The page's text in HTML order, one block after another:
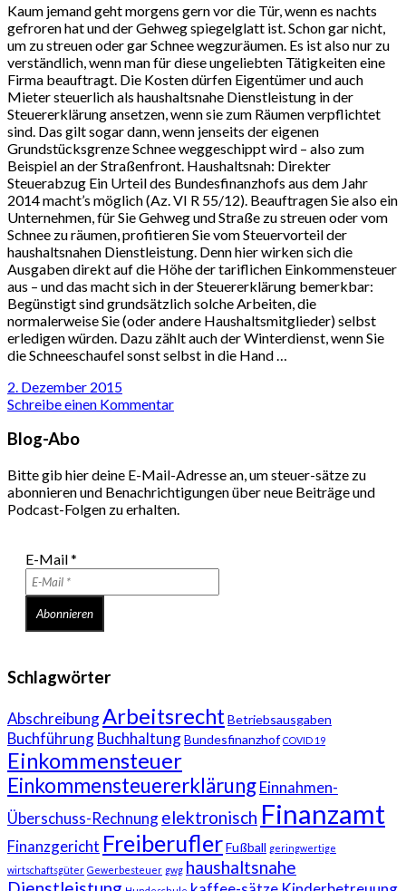
Kaum jemand geht morgens gern vor die Tür, wenn es nachts
gefroren hat und der Gehweg spiegelglatt ist. Schon gar nicht,
um zu streuen oder gar Schnee wegzuräumen. Es ist also nur zu
verständlich, wenn man für diese ungeliebten Tätigkeiten eine
Firma beauftragt. Die Kosten dürfen Eigentümer und auch
Mieter steuerlich als haushaltsnahe Dienstleistung in der
Steuererklärung ansetzen, wenn sie zum Räumen verpflichtet
sind. Das gilt sogar dann, wenn jenseits der eigenen
Grundstücksgrenze Schnee weggeschippt wird – also zum
Beispiel an der Straßenfront. Haushaltsnah: Direkter
Steuerabzug Ein Urteil des Bundesfinanzhofs aus dem Jahr
2014 macht’s möglich (Az. VI R 55/12). Beauftragen Sie also ein
Unternehmen, für Sie Gehweg und Straße zu streuen oder vom
Schnee zu räumen, profitieren Sie vom Steuervorteil der
haushaltsnahen Dienstleistung. Denn hier wirken sich die
Ausgaben direkt auf die Höhe der tariflichen Einkommensteuer
aus – und das macht sich in der Steuererklärung bemerkbar:
Begünstigt sind grundsätzlich solche Arbeiten, die
normalerweise Sie (oder andere Haushaltsmitglieder) selbst
erledigen würden. Dazu zählt auch der Winterdienst, wenn Sie
die Schneeschaufel sonst selbst in die Hand …
2. Dezember 2015
Schreibe einen Kommentar
Blog-Abo
Bitte gib hier deine E-Mail-Adresse an, um steuer-sätze zu
abonnieren und Benachrichtigungen über neue Beiträge und
Podcast-Folgen zu erhalten.
E-Mail*
Schlagwörter
AbschreibungArbeitsrechtBetriebsausgaben
BuchführungBuchhaltungBundesfinanzhof COVID 19
Einkommensteuer
EinkommensteuererklärungEinnahmen-
Überschuss-Rechnungelektronisch Finanzamt
Finanzgericht FreiberuflerFußball geringwertige
wirtschaftsgüter Gewerbesteuer gwg haushaltsnahe